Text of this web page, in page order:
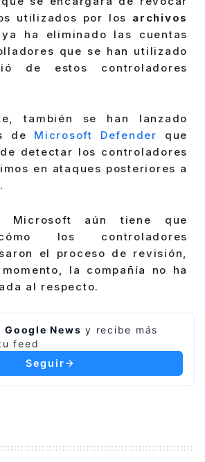
utilizados por los archivos
ha eliminado las cuentas
que se han utilizado
de estos controladores
también se han lanzado
de Microsoft Defender que
detectar los controladores
en ataques posteriores a
Microsoft aún tiene que
los controladores
el proceso de revisión,
la compañía no ha
al respecto.
Google News y recibe más
feed
Seguir